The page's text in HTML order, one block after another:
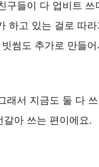
구들이 다 업비트 쓰
하고 있는 걸로 따라
썸도 추가로 만들
래서 지금도 둘 다
아 쓰는 편이에요.